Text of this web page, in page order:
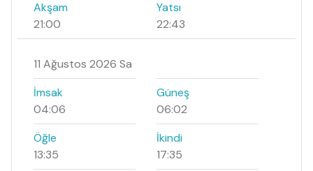
Akşam
21:00
Yatsı
22:43
11 Ağustos 2026 Sa
İmsak
04:06
Güneş
06:02
Öğle
13:35
İkindi
17:35